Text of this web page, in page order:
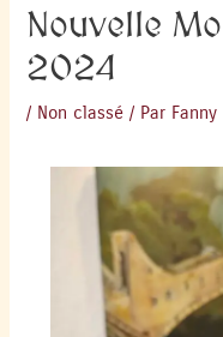
Nouvelle
2024
/ Non classé / Par Fanny